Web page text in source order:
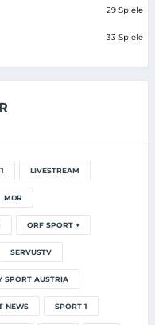
29 Spiele
33 Spiele
LIVESTREAM
MDR
ORF SPORT +
SERVUSTV
SPORT AUSTRIA
NEWS SPORT 1